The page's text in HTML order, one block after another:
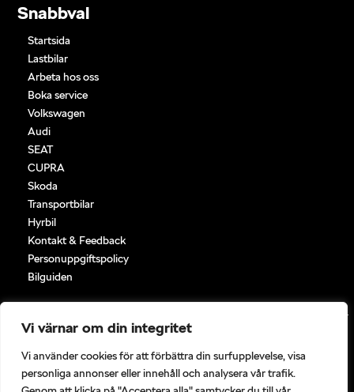
Vi värnar om din integritet
Vi använder cookies för att förbättra din surfupplevelse, visa
personliga annonser eller innehåll och analysera vår trafik.
Snabbval
Startsida
Lastbilar
Arbeta hos oss
Boka service
Volkswagen
Audi
SEAT
CUPRA
Skoda
Transportbilar
Hyrbil
Kontakt & Feedback
Personuppgiftspolicy
Bilguiden